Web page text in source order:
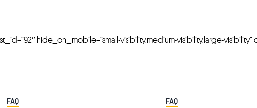
hide_on_mobile=”small-visibility,medium-visibility,large-visibility”
FAQ FAQ